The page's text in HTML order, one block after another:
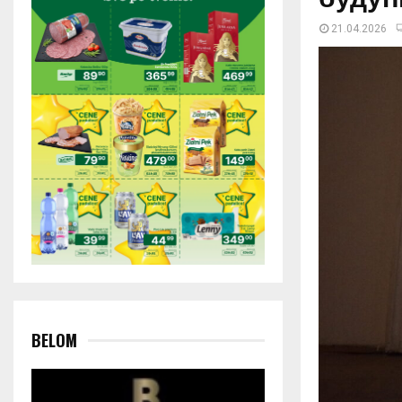
21.04.2026
BELOM